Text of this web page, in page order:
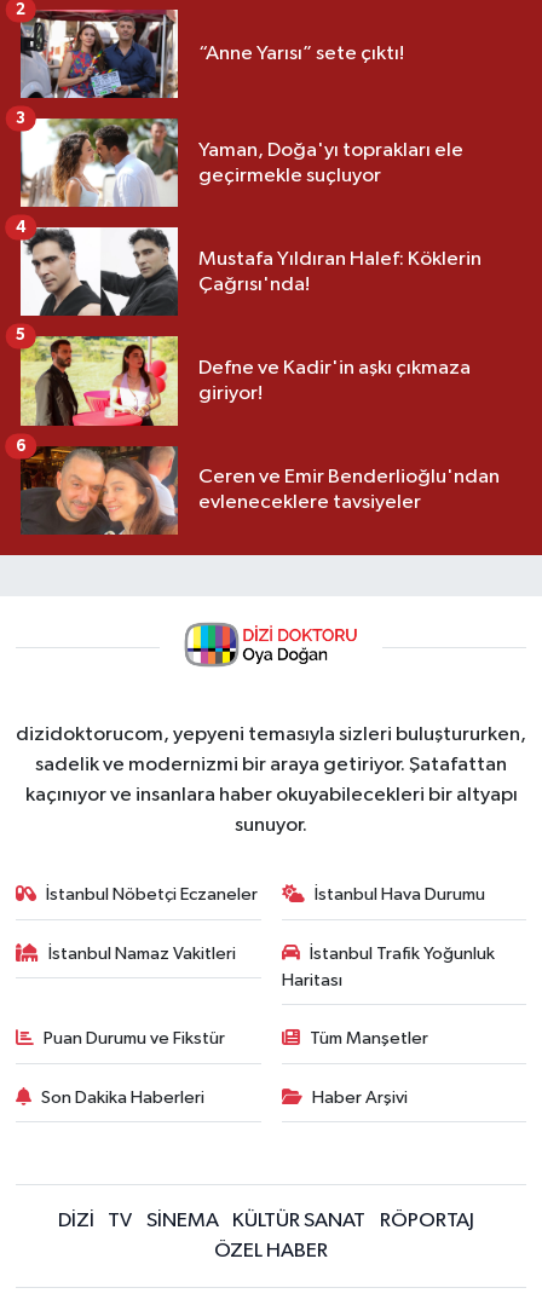
“Anne Yarısı” sete çıktı!
2
Yaman, Doğa'yı toprakları ele
geçirmekle suçluyor
3
Mustafa Yıldıran Halef: Köklerin
Çağrısı'nda!
4
Defne ve Kadir'in aşkı çıkmaza
giriyor!
5
Ceren ve Emir Benderlioğlu'ndan
evleneceklere tavsiyeler
6
dizidoktorucom, yepyeni temasıyla sizleri buluştururken,
sadelik ve modernizmi bir araya getiriyor. Şatafattan
kaçınıyor ve insanlara haber okuyabilecekleri bir altyapı
sunuyor.
İstanbul Nöbetçi Eczaneler İstanbul Hava Durumu
İstanbul Namaz Vakitleri
İstanbul Trafik Yoğunluk
Haritası
Puan Durumu ve Fikstür Tüm Manşetler
Son Dakika Haberleri Haber Arşivi
DİZİ TV SİNEMA KÜLTÜR SANAT
RÖPORTAJ
ÖZEL HABER